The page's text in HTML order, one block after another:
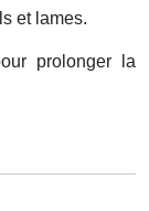
et lames.
prolonger la